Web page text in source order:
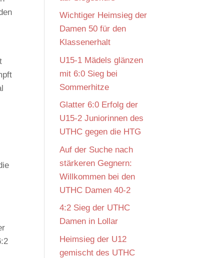
Wichtiger Heimsieg der
Damen 50 für den
Klassenerhalt
U15-1 Mädels glänzen
mit 6:0 Sieg bei
Sommerhitze
Glatter 6:0 Erfolg der
U15-2 Juniorinnen des
UTHC gegen die HTG
Auf der Suche nach
stärkeren Gegnern:
Willkommen bei den
UTHC Damen 40-2
4:2 Sieg der UTHC
Damen in Lollar
Heimsieg der U12
gemischt des UTHC